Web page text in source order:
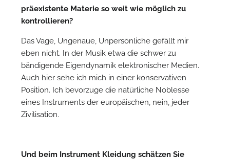
präexistente Materie so weit wie möglich zu
kontrollieren?
Das Vage, Ungenaue, Unpersönliche gefällt mir
eben nicht. In der Musik etwa die schwer zu
bändigende Eigendynamik elektronischer Medien.
Auch hier sehe ich mich in einer konservativen
Position. Ich bevorzuge die natürliche Noblesse
eines Instruments der europäischen, nein, jeder
Zivilisation.
Und beim Instrument Kleidung schätzen Sie